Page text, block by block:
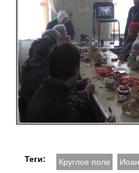
Теги: Круглое поле